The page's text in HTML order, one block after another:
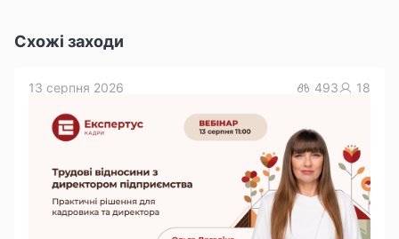
Схожі заходи
13 серпня 2026 493 18